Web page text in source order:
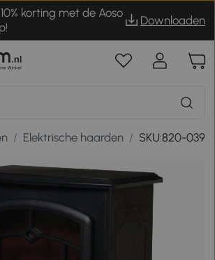
korting met de Aoso
Downloaden
/ Elektrische haarden / SKU:820-039